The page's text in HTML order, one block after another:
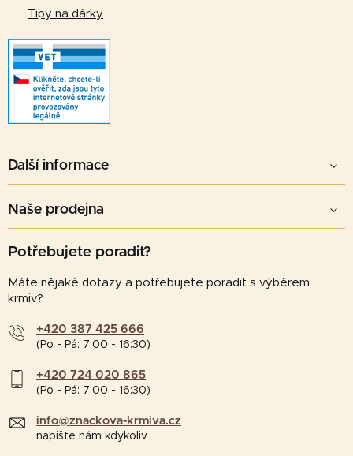
Tipy na dárky
Další informace
Naše prodejna
Potřebujete poradit?
Máte nějaké dotazy a potřebujete poradit s výběrem
krmiv?
+420 387 425 666
(Po - Pá: 7:00 - 16:30)
+420 724 020 865
(Po - Pá: 7:00 - 16:30)
info@znackova-krmiva.cz
napište nám kdykoliv